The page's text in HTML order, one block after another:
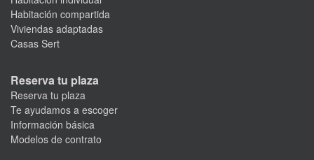
Habitación compartida
Viviendas adaptadas
Casas Sert
Reserva tu plaza
Reserva tu plaza
Te ayudamos a escoger
Información básica
Modelos de contrato